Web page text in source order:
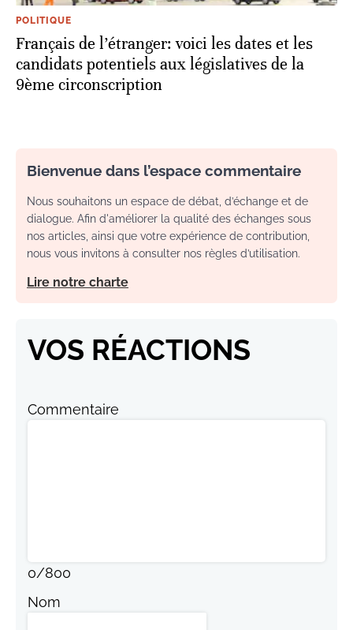
POLITIQUE
Français de l’étranger: voici les dates et les
candidats potentiels aux législatives de la
9ème circonscription
Bienvenue dans l’espace commentaire
Nous souhaitons un espace de débat, d’échange et de
dialogue. Afin d'améliorer la qualité des échanges sous
nos articles, ainsi que votre expérience de contribution,
nous vous invitons à consulter nos règles d’utilisation.
Lire notre charte
VOS RÉACTIONS
Commentaire
0/800
Nom